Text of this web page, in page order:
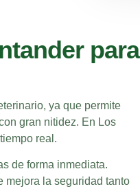
para
ya que permite
gran nitidez. En Los
real.
de forma inmediata.
mejora la seguridad tanto